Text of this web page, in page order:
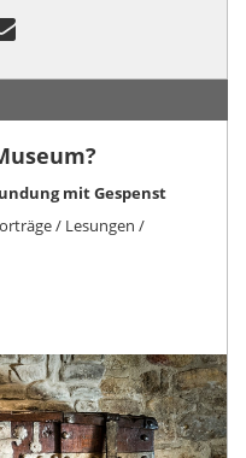
mit Gespenst
/ Lesungen /